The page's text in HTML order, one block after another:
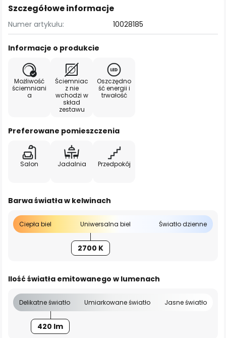
Szczegółowe informacje
Numer artykułu: 10028185
Informacje o produkcie
Możliwość
ściemniani
a
Ściemniac
z nie
wchodzi w
skład
zestawu
Oszczędno
ść energii i
trwałość
Preferowane pomieszczenia
Salon Jadalnia Przedpokój
Barwa światła w kelwinach
Ciepła biel Uniwersalna biel Światło dzienne
2700 K
Ilość światła emitowanego w lumenach
Delikatne światło Umiarkowane światło Jasne światło
420 lm